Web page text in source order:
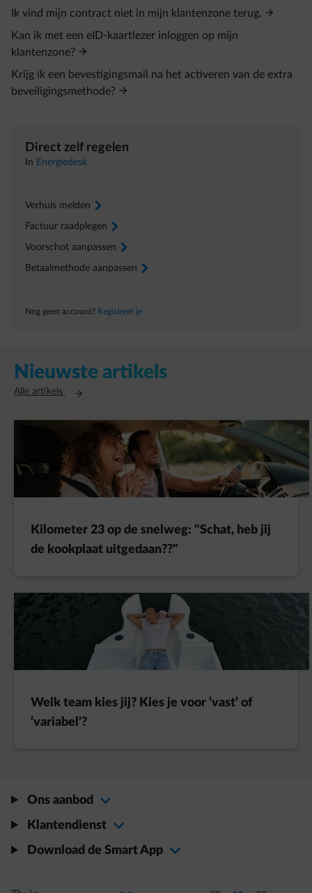
Ik vind mijn contract niet in mijn klantenzone terug.
Kan ik met een eID‑kaartlezer inloggen op mijn
klantenzone?
Krijg ik een bevestigingsmail na het activeren van de extra
beveiligingsmethode?
Direct zelf regelen
In Energiedesk
Verhuis melden arrow-right
Factuur raadplegen arrow-right
Voorschot aanpassen arrow-right
Betaalmethode aanpassen arrow-right
Nog geen account? Registreer je
Nieuwste artikels
Alle artikels Opent in een nieuw tabblad
Kilometer 23 op de snelweg: "Schat, heb jij
de kookplaat uitgedaan??"
Welk team kies jij? Kies je voor ‘vast’ of
‘variabel’?
Ons aanbod
Klantendienst
Download de Smart App
Selecteer uw profiel
Als u de selectie wijzigt, gaat u naar een nieuwe pagina